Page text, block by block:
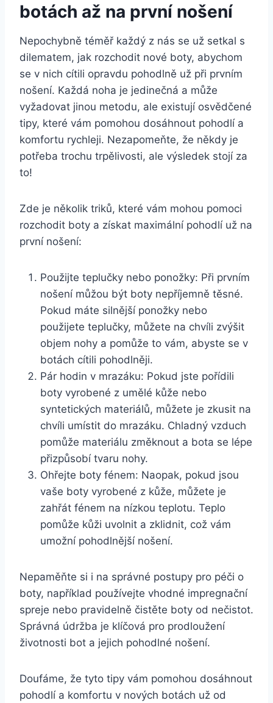
botách až na první nošení
Nepochybně téměř každý z‌ nás se ​už setkal ‌s
dilematem, jak ​rozchodit nové boty, abychom
⁤se v nich cítili‌ opravdu pohodlně už při prvním
nošení.‍ Každá noha‍ je jedinečná a může
vyžadovat jinou metodu, ale existují osvědčené
tipy, které vám ⁤pomohou dosáhnout‌ pohodlí a
komfortu rychleji. Nezapomeňte, že někdy je
potřeba trochu trpělivosti, ale ‌výsledek stojí za
to!
Zde je několik triků, které vám mohou pomoci
rozchodit boty a získat maximální ⁣pohodlí už na
první nošení:
Použijte teplučky​ nebo ponožky: Při prvním⁤
nošení můžou být boty nepříjemně ‍těsné.
Pokud ⁣máte silnější ponožky nebo
použijete teplučky, můžete na ⁣chvíli zvýšit
objem nohy a pomůže to vám, abyste se v​
botách cítili⁢ pohodlněji.
Pár hodin ‌v ‍mrazáku: Pokud jste pořídili
boty‍ vyrobené‍ z umělé kůže‍ nebo
syntetických materiálů, ‍můžete⁣ je ‍zkusit⁣ na
chvíli ‌umístit do mrazáku. Chladný vzduch
pomůže materiálu změknout a bota se lépe
přizpůsobí tvaru​ nohy.
Ohřejte boty fénem: Naopak, pokud⁣ jsou
vaše boty vyrobené z kůže, můžete je
zahřát fénem na nízkou teplotu. Teplo
pomůže kůži uvolnit a zklidnit, což vám
umožní​ pohodlnější nošení.
Nepaměňte si i na správné postupy pro péči o
boty, například používejte vhodné ⁣impregnační
spreje nebo pravidelně čistěte​ boty od nečistot.
⁣Správná údržba je⁣ klíčová pro prodloužení
životnosti bot a⁣ jejich pohodlné nošení.
Doufáme, že tyto tipy vám pomohou ‌dosáhnout
pohodlí a komfortu⁣ v⁢ nových botách už ‍od